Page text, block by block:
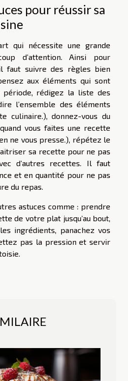
pour réussir sa
qui nécessite une grande
d’attention. Ainsi pour
faut suivre des règles bien
aux éléments qui sont
rédigez la liste des
l’ensemble des éléments
culinaire.), donnez-vous du
vous faites une recette
ne vous presse.), répétez le
sa recette pour ne pas
d’autres recettes. Il faut
et en quantité pour ne pas
du repas.
astuces comme : prendre
de votre plat jusqu’au bout,
ingrédients, panachez vos
pas la pression et servir